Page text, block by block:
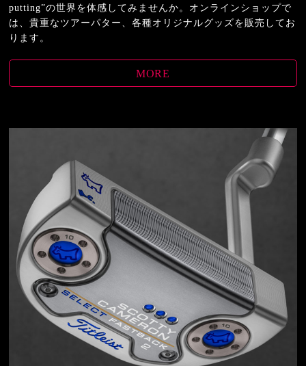
putting”の世界を体感してみませんか。オンラインショップで
は、貴重なツアーパター、各種オリジナルグッズを販売してお
ります。
MORE